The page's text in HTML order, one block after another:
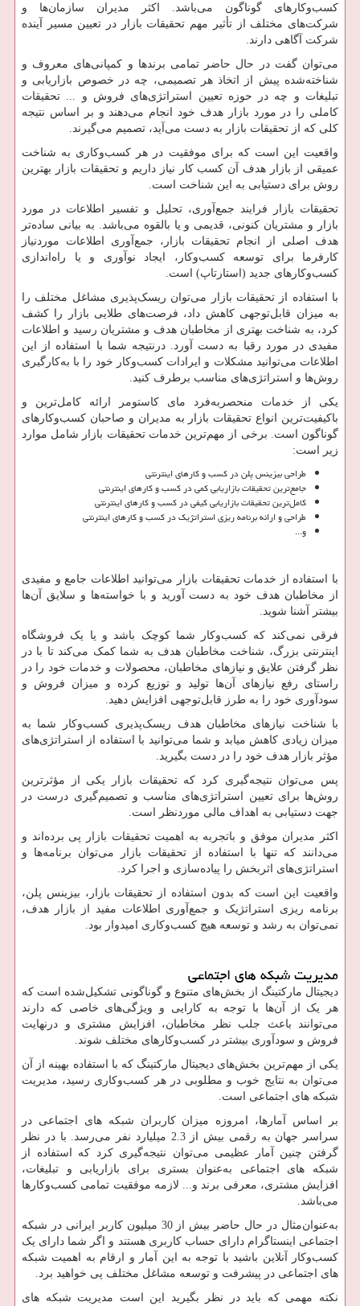
کسب‌وکارهای گوناگون می‌باشد. اکثر مدیران سازمان‌ها و
شرکت‌های مختلف از تأثیر مهم تحقیقات بازار در تعیین مسیر آینده
شرکت آگاهی دارند.
می‌توان گفت در حال حاضر تمامی برندها و کمپانی‌های معروف و
شناخته‌شده پیش از اتخاذ هر تصمیمی، چه در خصوص بازاریابی و
تبلیغات و چه در حوزه تعیین استراتژی‌های فروش و ... تحقیقات
کاملی را در مورد بازار هدف خود انجام می‌دهند و بر اساس نتیجه
کلی که از تحقیقات بازار به دست می‌آید، تصمیم می‌گیرند.
واقعیت این است که برای موفقیت در هر کسب‌وکاری به شناخت
عمیقی از بازار هدف آن کسب کار نیاز داریم و تحقیقات بازار بهترین
روش برای دستیابی به این شناخت است.
تحقیقات بازار فرایند جمع‌آوری، تحلیل و تفسیر اطلاعات در مورد
بازار و مشتریان کنونی، قدیمی و یا بالقوه می‌باشد. به بیانی ساده‌تر
هدف اصلی از انجام تحقیقات بازار، جمع‌آوری اطلاعات موردنیاز
کارفرما برای توسعه کسب‌وکار، ایجاد نوآوری و یا راه‌اندازی
کسب‌وکارهای جدید (استارتاپ) است.
با استفاده از تحقیقات بازار می‌توان ریسک‌پذیری مشاغل مختلف را
به میزان قابل‌توجهی کاهش داد، فرصت‌های طلایی بازار را کشف
کرد، به شناخت بهتری از مخاطبان هدف و مشتریان رسید و اطلاعات
مفیدی در مورد رقبا به دست آورد. درنتیجه شما با استفاده از این
اطلاعات می‌توانید مشکلات و ایرادات کسب‌وکار خود را با به‌کارگیری
روش‌ها و استراتژی‌های مناسب برطرف کنید.
یکی از خدمات منحصربه‌فرد مای کاستومر ارائه کامل‌ترین و
باکیفیت‌ترین انواع تحقیقات بازار به مدیران و صاحبان کسب‌وکارهای
گوناگون است. برخی از مهم‌ترین خدمات تحقیقات بازار شامل موارد
زیر است:
طراحی بیزینس پلن در کسب و کارهای اینترنتی
جامع‌ترین تحقیقات بازاریابی کمی در کسب و کارهای اینترنتی
کامل‌ترین تحقیقات بازاریابی کیفی در کسب و کارهای اینترنتی
طراحی و ارائه برنامه ریزی استراتژیک در کسب و کارهای اینترنتی
و...
با استفاده از خدمات تحقیقات بازار می‌توانید اطلاعات جامع و مفیدی
از مخاطبان هدف خود به دست آورید و با خواسته‌ها و سلایق آن‌ها
بیشتر آشنا شوید.
فرقی نمی‌کند که کسب‌وکار شما کوچک باشد و یا یک فروشگاه
اینترنتی بزرگ، شناخت مخاطبان هدف به شما کمک می‌کند تا با در
نظر گرفتن علایق و نیازهای مخاطبان، محصولات و خدمات خود را در
راستای رفع نیازهای آن‌ها تولید و توزیع کرده و میزان فروش و
سودآوری خود را به طرز قابل‌توجهی افزایش دهید.
با شناخت نیازهای مخاطبان هدف ریسک‌پذیری کسب‌وکار شما به
میزان زیادی کاهش میابد و شما می‌توانید با استفاده از استراتژی‌های
مؤثر بازار هدف خود را در دست بگیرید.
پس می‌توان نتیجه‌گیری کرد که تحقیقات بازار یکی از مؤثرترین
روش‌ها برای تعیین استراتژی‌های مناسب و تصمیم‌گیری درست در
جهت دستیابی به اهداف مالی موردنظر است.
اکثر مدیران موفق و باتجربه به اهمیت تحقیقات بازار پی برده‌اند و
می‌دانند که تنها با استفاده از تحقیقات بازار می‌توان برنامه‌ها و
استراتژی‌های اثربخش را پیاده‌سازی و اجرا کرد.
واقعیت این است که بدون استفاده از تحقیقات بازار، بیزینس پلن،
برنامه ریزی استراتژیک و جمع‌آوری اطلاعات مفید از بازار هدف،
نمی‌توان به رشد و توسعه هیچ کسب‌وکاری امیدوار بود.
مدیریت شبکه های اجتماعی
دیجیتال مارکتینگ از بخش‌های متنوع و گوناگونی تشکیل‌شده است که
هر یک از آن‌ها با توجه به کارایی و ویژگی‌های خاصی که دارند
می‌توانند باعث جلب نظر مخاطبان، افزایش مشتری و درنهایت
فروش و سودآوری بیشتر در کسب‌وکارهای مختلف شوند.
یکی از مهم‌ترین بخش‌های دیجیتال مارکتینگ که با استفاده بهینه از آن
می‌توان به نتایج خوب و مطلوبی در هر کسب‌وکاری رسید، مدیریت
شبکه های اجتماعی است.
بر اساس آمارها، امروزه میزان کاربران شبکه های اجتماعی در
سراسر جهان به رقمی بیش از 2.3 میلیارد نفر می‌رسد. با در نظر
گرفتن چنین آمار عظیمی می‌توان نتیجه‌گیری کرد که استفاده از
شبکه های اجتماعی به‌عنوان بستری برای بازاریابی و تبلیغات،
افزایش مشتری، معرفی برند و... لازمه موفقیت تمامی کسب‌وکارها
می‌باشد.
به‌عنوان‌مثال در حال حاضر بیش از 30 میلیون کاربر ایرانی در شبکه
اجتماعی اینستاگرام دارای حساب کاربری هستند و اگر شما دارای یک
کسب‌وکار آنلاین باشید با توجه به این آمار و ارقام به اهمیت شبکه
های اجتماعی در پیشرفت و توسعه مشاغل مختلف پی خواهید برد.
نکته مهمی که باید در نظر بگیرید این است مدیریت شبکه های